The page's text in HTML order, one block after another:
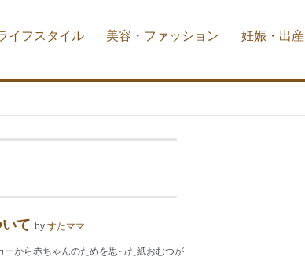
イフスタイル 美容・ファッション 妊娠・出産
て by すたママ
から赤ちゃんのためを思った紙おむつが